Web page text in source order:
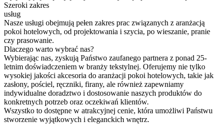
Szeroki zakres
usług
Nasze usługi obejmują pełen zakres prac związanych z aranżacją
pokoi hotelowych, od projektowania i szycia, po wieszanie, pranie
czy prasowanie.
Dlaczego warto wybrać nas?
Wybierając nas, zyskują Państwo zaufanego partnera z ponad 25-
letnim doświadczeniem w branży tekstylnej. Oferujemy nie tylko
wysokiej jakości akcesoria do aranżacji pokoi hotelowych, takie jak
zasłony, pościel, ręczniki, firany, ale również zapewniamy
indywidualne doradztwo i dostosowanie naszych produktów do
konkretnych potrzeb oraz oczekiwań klientów.
Wszystko to dostępne w atrakcyjnej cenie, która umożliwi Państwu
stworzenie wyjątkowych i eleganckich wnętrz.